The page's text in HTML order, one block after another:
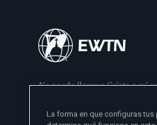
No puedo llevar a Cristo a mi
- Madre Angelica
La forma en que configuras